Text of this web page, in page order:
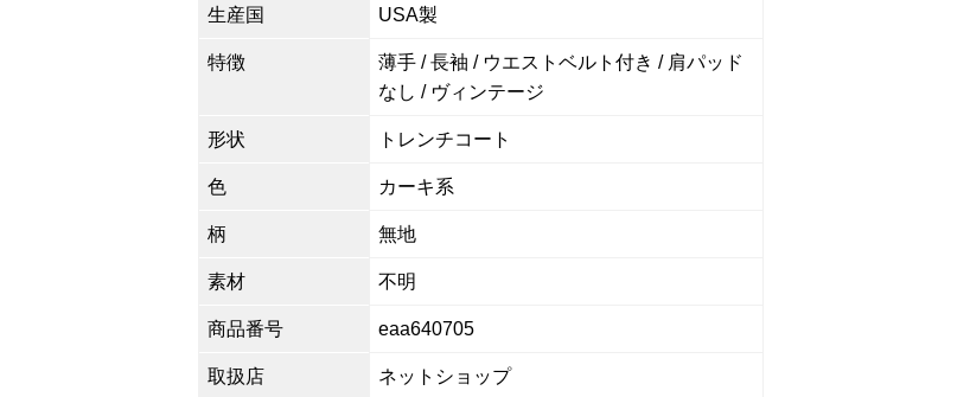
生産国 USA製
特徴
薄手 / 長袖 / ウエストベルト付き / 肩パッド
なし / ヴィンテージ
形状 トレンチコート
色 カーキ系
柄 無地
素材 不明
商品番号 eaa640705
取扱店 ネットショップ